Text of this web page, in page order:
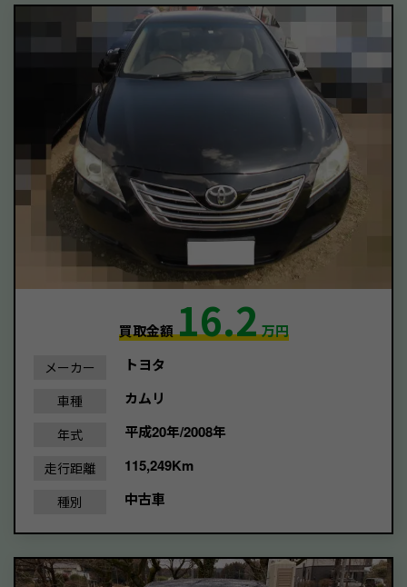
買取金額16.2万円
メーカー トヨタ
車種 カムリ
年式 平成20年/2008年
走行距離 115,249Km
種別 中古車